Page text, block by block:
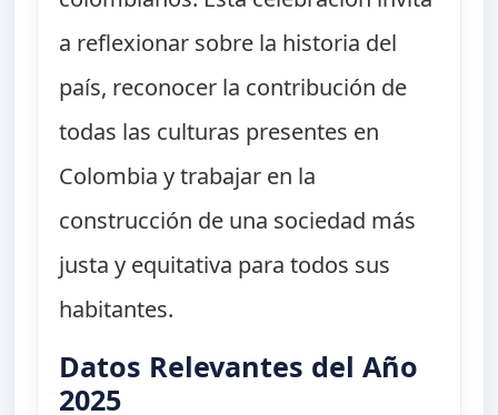
a reflexionar sobre la historia del
país, reconocer la contribución de
todas las culturas presentes en
Colombia y trabajar en la
construcción de una sociedad más
justa y equitativa para todos sus
habitantes.
Datos Relevantes del Año
2025